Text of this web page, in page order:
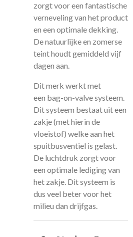
zorgt voor een fantastische
verneveling van het product
en een optimale dekking.
De natuurlijke en zomerse
teint houdt gemiddeld vijf
dagen aan.
Dit merk werkt met
een bag-on-valve systeem.
Dit systeem bestaat uit een
zakje (met hierin de
vloeistof) welke aan het
spuitbusventiel is gelast.
De luchtdruk zorgt voor
een optimale lediging van
het zakje. Dit systeem is
dus veel beter voor het
milieu dan drijfgas.